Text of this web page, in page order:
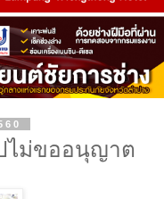
ไม่ขออนุญาต